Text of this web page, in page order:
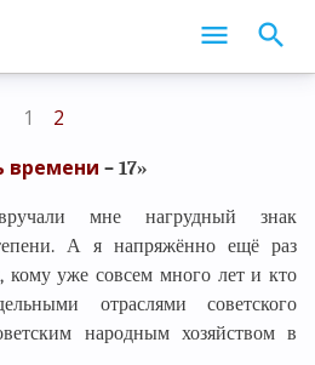
1 2
времени – 17»
мне нагрудный знак
А я напряжённо ещё раз
кому уже совсем много лет и кто
отраслями советского
народным хозяйством в